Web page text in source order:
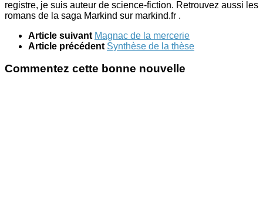
registre, je suis auteur de science-fiction. Retrouvez aussi les
romans de la saga Markind sur markind.fr .
Article suivant Magnac de la mercerie
Article précédent Synthèse de la thèse
Commentez cette bonne nouvelle